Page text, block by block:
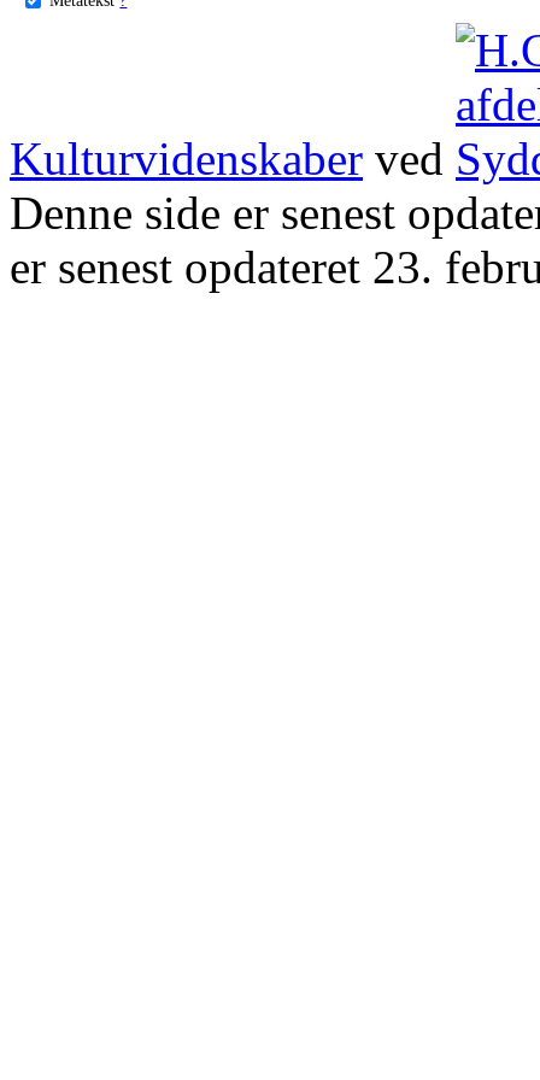
Kulturvidenskaber ved
Denne side er senest
er senest opdateret 23.